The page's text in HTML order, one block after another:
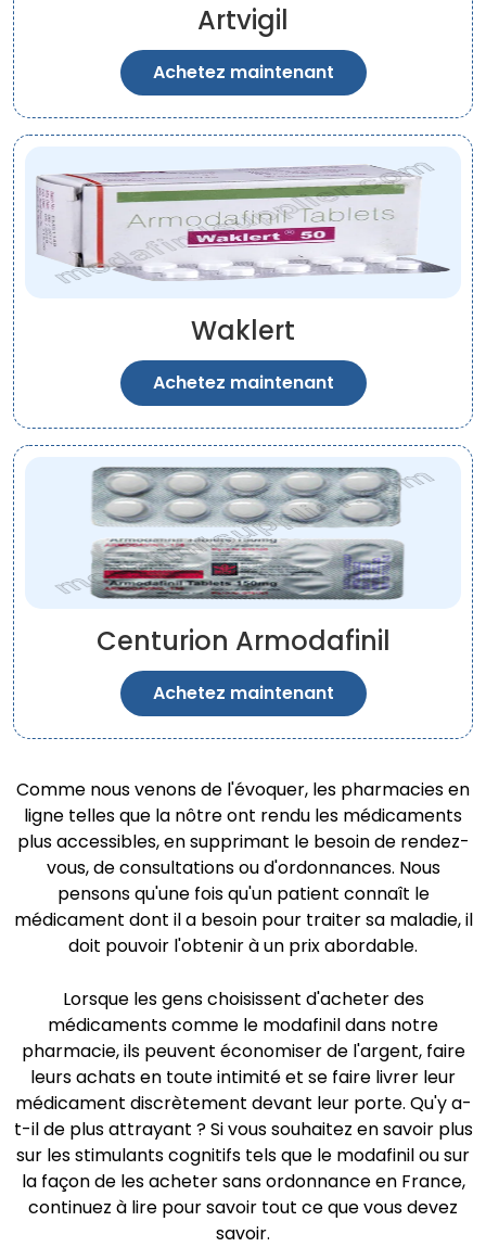
Artvigil
Achetez maintenant
Waklert
Achetez maintenant
Centurion Armodafinil
Achetez maintenant
Comme nous venons de l'évoquer, les pharmacies en
ligne telles que la nôtre ont rendu les médicaments
plus accessibles, en supprimant le besoin de rendez-
vous, de consultations ou d'ordonnances. Nous
pensons qu'une fois qu'un patient connaît le
médicament dont il a besoin pour traiter sa maladie, il
doit pouvoir l'obtenir à un prix abordable.
Lorsque les gens choisissent d'acheter des
médicaments comme le modafinil dans notre
pharmacie, ils peuvent économiser de l'argent, faire
leurs achats en toute intimité et se faire livrer leur
médicament discrètement devant leur porte. Qu'y a-
t-il de plus attrayant ? Si vous souhaitez en savoir plus
sur les stimulants cognitifs tels que le modafinil ou sur
la façon de les acheter sans ordonnance en France,
continuez à lire pour savoir tout ce que vous devez
savoir.